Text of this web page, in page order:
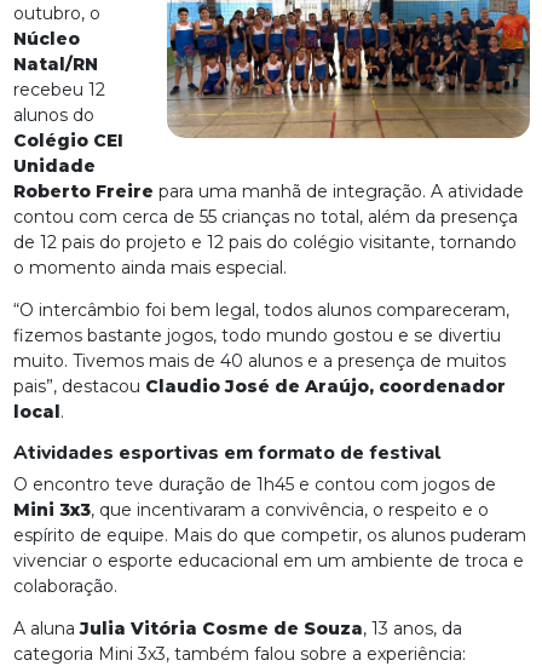
outubro, o
Núcleo
Natal/RN
recebeu 12
alunos do
Colégio CEI
Unidade
Roberto Freire para uma manhã de integração. A atividade
contou com cerca de 55 crianças no total, além da presença
de 12 pais do projeto e 12 pais do colégio visitante, tornando
o momento ainda mais especial.
“O intercâmbio foi bem legal, todos alunos compareceram,
fizemos bastante jogos, todo mundo gostou e se divertiu
muito. Tivemos mais de 40 alunos e a presença de muitos
pais”, destacou Claudio José de Araújo, coordenador
local.
Atividades esportivas em formato de festival
O encontro teve duração de 1h45 e contou com jogos de
Mini 3x3, que incentivaram a convivência, o respeito e o
espírito de equipe. Mais do que competir, os alunos puderam
vivenciar o esporte educacional em um ambiente de troca e
colaboração.
A alunaJulia Vitória Cosme de Souza, 13 anos, da
categoria Mini 3x3, também falou sobre a experiência: